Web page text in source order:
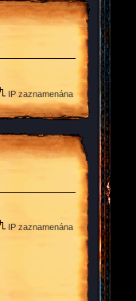
IP zaznamenána
IP zaznamenána